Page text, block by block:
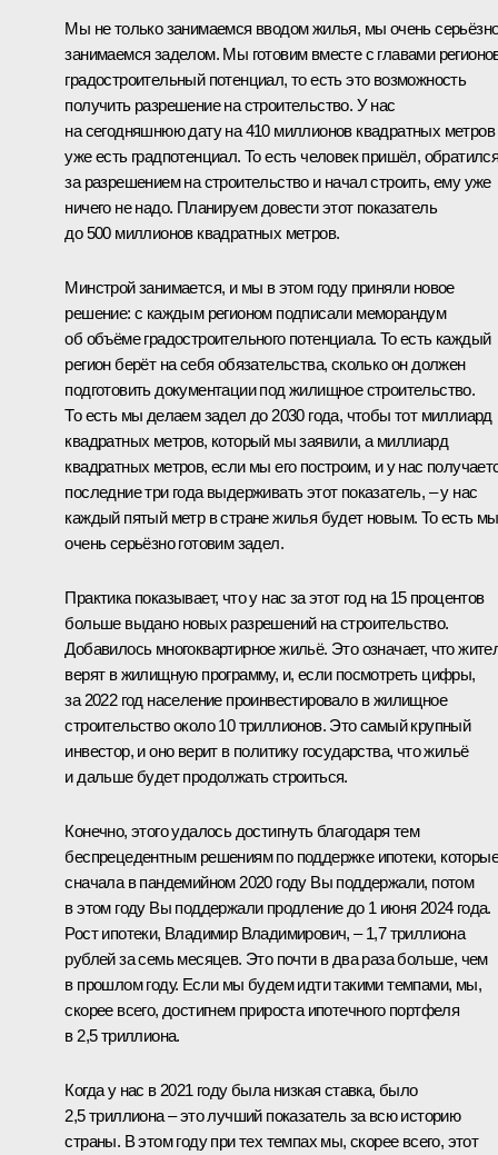
Мы не только занимаемся вводом жилья, мы очень
занимаемся заделом. Мы готовим вместе с главами
градостроительный потенциал, то есть это возможность
получить разрешение на строительство. У нас
на сегодняшнюю дату на 410 миллионов квадратных метров
уже есть градпотенциал. То есть человек пришёл,
за разрешением на строительство и начал строить, ему уже
ничего не надо. Планируем довести этот показатель
до 500 миллионов квадратных метров.
Минстрой занимается, и мы в этом году приняли новое
решение: с каждым регионом подписали меморандум
об объёме градостроительного потенциала. То есть каждый
регион берёт на себя обязательства, сколько он должен
подготовить документации под жилищное строительство.
То есть мы делаем задел до 2030 года, чтобы тот миллиард
квадратных метров, который мы заявили, а миллиард
квадратных метров, если мы его построим, и у нас
последние три года выдерживать этот показатель, – у нас
каждый пятый метр в стране жилья будет новым. То есть мы
очень серьёзно готовим задел.
Практика показывает, что у нас за этот год на 15 процентов
больше выдано новых разрешений на строительство.
Добавилось многоквартирное жильё. Это означает, что
верят в жилищную программу, и, если посмотреть цифры,
за 2022 год население проинвестировало в жилищное
строительство около 10 триллионов. Это самый крупный
инвестор, и оно верит в политику государства, что жильё
и дальше будет продолжать строиться.
Конечно, этого удалось достигнуть благодаря тем
беспрецедентным решениям по поддержке ипотеки, которые
сначала в пандемийном 2020 году Вы поддержали, потом
в этом году Вы поддержали продление до 1 июня 2024 года.
Рост ипотеки, Владимир Владимирович, ‒ 1,7 триллиона
рублей за семь месяцев. Это почти в два раза больше, чем
в прошлом году. Если мы будем идти такими темпами, мы,
скорее всего, достигнем прироста ипотечного портфеля
в 2,5 триллиона.
Когда у нас в 2021 году была низкая ставка, было
2,5 триллиона ‒ это лучший показатель за всю историю
страны. В этом году при тех темпах мы, скорее всего, этот